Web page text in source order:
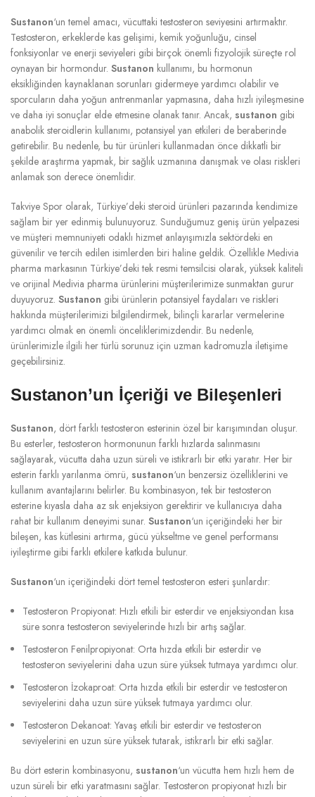
Sustanon‘un temel amacı, vücuttaki testosteron seviyesini artırmaktır.
Testosteron, erkeklerde kas gelişimi, kemik yoğunluğu, cinsel
fonksiyonlar ve enerji seviyeleri gibi birçok önemli fizyolojik süreçte rol
oynayan bir hormondur. Sustanon kullanımı, bu hormonun
eksikliğinden kaynaklanan sorunları gidermeye yardımcı olabilir ve
sporcuların daha yoğun antrenmanlar yapmasına, daha hızlı iyileşmesine
ve daha iyi sonuçlar elde etmesine olanak tanır. Ancak, sustanon gibi
anabolik steroidlerin kullanımı, potansiyel yan etkileri de beraberinde
getirebilir. Bu nedenle, bu tür ürünleri kullanmadan önce dikkatli bir
şekilde araştırma yapmak, bir sağlık uzmanına danışmak ve olası riskleri
anlamak son derece önemlidir.
Takviye Spor olarak, Türkiye’deki steroid ürünleri pazarında kendimize
sağlam bir yer edinmiş bulunuyoruz. Sunduğumuz geniş ürün yelpazesi
ve müşteri memnuniyeti odaklı hizmet anlayışımızla sektördeki en
güvenilir ve tercih edilen isimlerden biri haline geldik. Özellikle Medivia
pharma markasının Türkiye’deki tek resmi temsilcisi olarak, yüksek kaliteli
ve orijinal Medivia pharma ürünlerini müşterilerimize sunmaktan gurur
duyuyoruz. Sustanon gibi ürünlerin potansiyel faydaları ve riskleri
hakkında müşterilerimizi bilgilendirmek, bilinçli kararlar vermelerine
yardımcı olmak en önemli önceliklerimizdendir. Bu nedenle,
ürünlerimizle ilgili her türlü sorunuz için uzman kadromuzla iletişime
geçebilirsiniz.
Sustanon’un İçeriği ve Bileşenleri
Sustanon, dört farklı testosteron esterinin özel bir karışımından oluşur.
Bu esterler, testosteron hormonunun farklı hızlarda salınmasını
sağlayarak, vücutta daha uzun süreli ve istikrarlı bir etki yaratır. Her bir
esterin farklı yarılanma ömrü, sustanon‘un benzersiz özelliklerini ve
kullanım avantajlarını belirler. Bu kombinasyon, tek bir testosteron
esterine kıyasla daha az sık enjeksiyon gerektirir ve kullanıcıya daha
rahat bir kullanım deneyimi sunar. Sustanon‘un içeriğindeki her bir
bileşen, kas kütlesini artırma, gücü yükseltme ve genel performansı
iyileştirme gibi farklı etkilere katkıda bulunur.
Sustanon‘un içeriğindeki dört temel testosteron esteri şunlardır:
Testosteron Propiyonat: Hızlı etkili bir esterdir ve enjeksiyondan kısa
süre sonra testosteron seviyelerinde hızlı bir artış sağlar.
Testosteron Fenilpropiyonat: Orta hızda etkili bir esterdir ve
testosteron seviyelerini daha uzun süre yüksek tutmaya yardımcı olur.
Testosteron İzokaproat: Orta hızda etkili bir esterdir ve testosteron
seviyelerini daha uzun süre yüksek tutmaya yardımcı olur.
Testosteron Dekanoat: Yavaş etkili bir esterdir ve testosteron
seviyelerini en uzun süre yüksek tutarak, istikrarlı bir etki sağlar.
Bu dört esterin kombinasyonu, sustanon‘un vücutta hem hızlı hem de
uzun süreli bir etki yaratmasını sağlar. Testosteron propiyonat hızlı bir